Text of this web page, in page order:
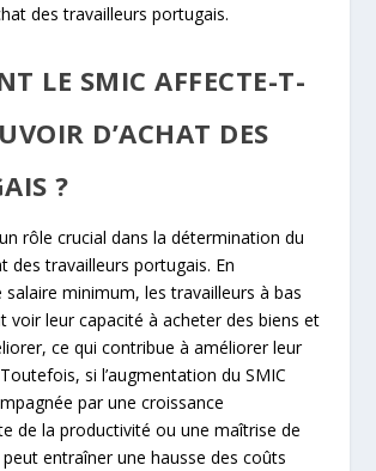
des travailleurs portugais.
LE SMIC AFFECTE-T-
D’ACHAT DES
?
rôle crucial dans la détermination du
des travailleurs portugais. En
minimum, les travailleurs à bas
voir leur capacité à acheter des biens et
ce qui contribue à améliorer leur
si l’augmentation du SMIC
par une croissance
de la productivité ou une maîtrise de
peut entraîner une hausse des coûts